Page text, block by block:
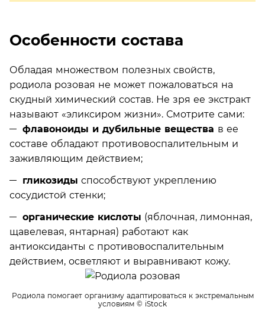
Особенности состава
Обладая множеством полезных свойств,
родиола розовая не может пожаловаться на
скудный химический состав. Не зря ее экстракт
называют «эликсиром жизни». Смотрите сами:
флавоноиды и дубильные вещества в ее
составе обладают противовоспалительным и
заживляющим действием;
гликозиды способствуют укреплению
сосудистой стенки;
органические кислоты (яблочная, лимонная,
щавелевая, янтарная) работают как
антиоксиданты с противовоспалительным
действием, осветляют и выравнивают кожу.
Родиола помогает организму адаптироваться к экстремальным
условиям © iStock